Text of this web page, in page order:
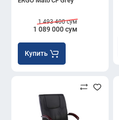
1 089 000 сум
1 493 400 сум
Купить